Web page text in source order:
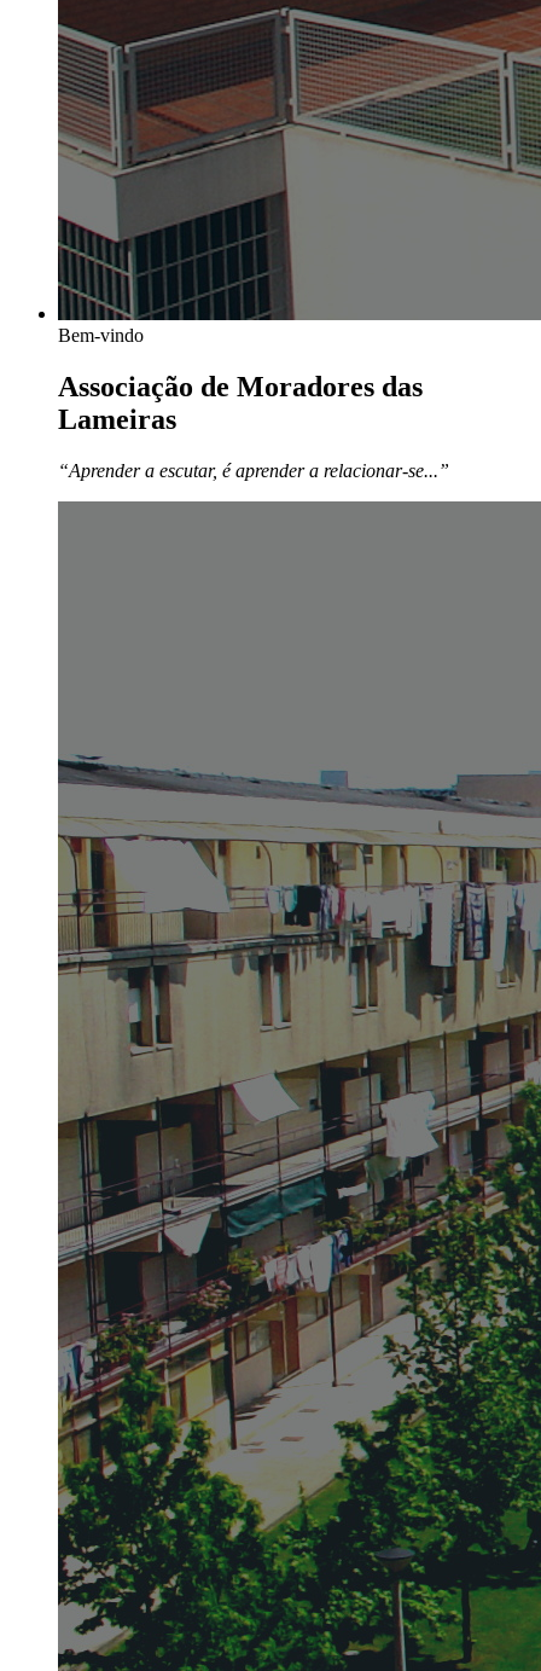
Bem-vindo
Associação de Moradores das
Lameiras
“Aprender a escutar, é aprender a relacionar-se...”